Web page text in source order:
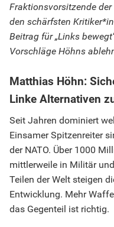
Fraktionsvorsitzende
den schärfsten
Beitrag für „Links
Vorschläge Höhns
Matthias Höhn:
Linke Alternativen
Seit Jahren dominiert
Einsamer Spitzenreiter
der NATO. Über 1000
mittlerweile in Militär
Teilen der Welt steigen
Entwicklung. Mehr
das Gegenteil ist richtig.